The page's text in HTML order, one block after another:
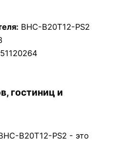
BHC-B20T12-PS2
гостиниц и
B20T12-PS2 - это